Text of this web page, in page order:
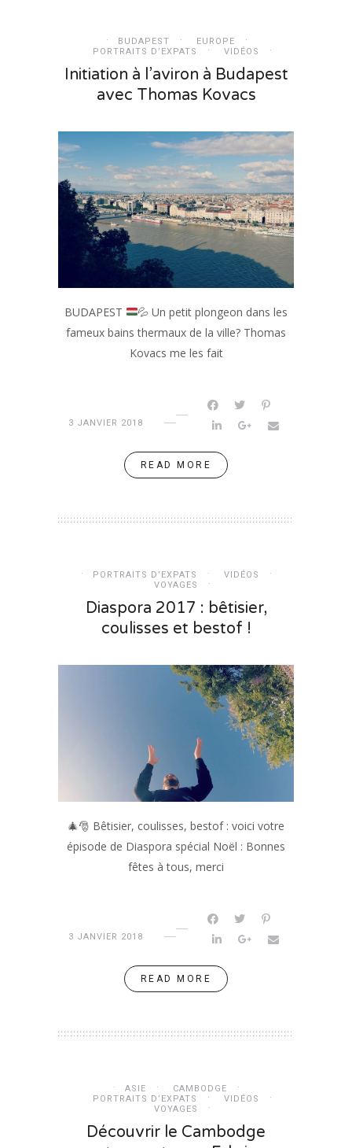
BUDAPEST
EUROPE
PORTRAITS D’EXPATS
VIDÉOS
Initiation à l’aviron à Budapest
avec Thomas Kovacs
BUDAPEST 💦 Un petit plongeon dans les
fameux bains thermaux de la ville? Thomas
Kovacs me les fait
3 JANVIER 2018
READ MORE
PORTRAITS D’EXPATS
VIDÉOS
VOYAGES
Diaspora 2017 : bêtisier,
coulisses et bestof !
🎄🎅 Bêtisier, coulisses, bestof : voici votre
épisode de Diaspora spécial Noël : Bonnes
fêtes à tous, merci
3 JANVIER 2018
READ MORE
ASIE
CAMBODGE
PORTRAITS D’EXPATS
VIDÉOS
VOYAGES
Découvrir le Cambodge